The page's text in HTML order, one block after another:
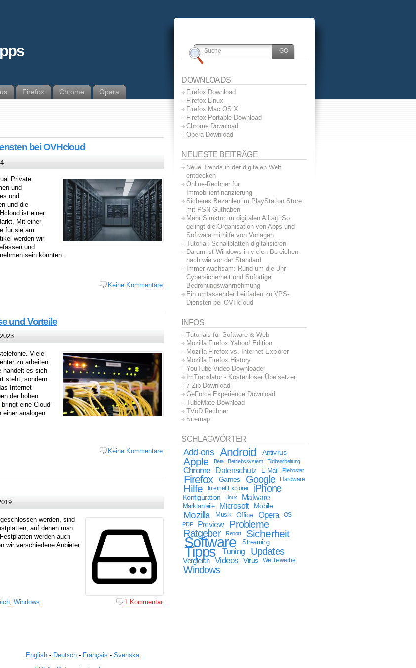
Firefox Chrome Opera
bei OVHcloud
Private
und
und
und die
ist einer
Mit einer
für sie am
werden wir
und
sein könnten.
Keine Kommentare
und Vorteile
Viele
zu arbeiten
handelt es sich
steht, sondern
Internet
der hohen
bringt eine Cloud-
einer analogen
Keine Kommentare
werden, sind
auf denen man
werden auch
wir verschiedene Anbieter
, Windows 1 Kommentar
DOWNLOADS
Firefox Download
Firefox Linux
Firefox Mac OS X
Firefox Portable Download
Chrome Download
Opera Download
NEUESTE BEITRÄGE
Neue Trends in der digitalen Welt
entdecken
Online-Rechner für
Immobilienfinanzierung
Sicheres Bezahlen im PlayStation Store
mit PSN Guthaben
Mehr Struktur im digitalen Alltag: So
gelingt die Organisation von Apps und
Software mithilfe von Vorlagen
Tutorial: Schallplatten digitalisieren
Darum ist Windows in vielen Bereichen
nach wie vor der Standard
Immer wachsam: Rund-um-die-Uhr-
Cybersicherheit und Sofortige
Bedrohungswahrnehmung
Ein umfassender Leitfaden zu VPS-
Diensten bei OVHcloud
INFOS
Tutorials für Software & Web
Mozilla Firefox Yahoo! Edition
Mozilla Firefox vs. Internet Explorer
Mozilla Firefox History
YouTube Video Downloader
ImTranslator - Kostenloser Übersetzer
7-Zip Download
GeForce Experience Download
TubeMate Download
TVöD Rechner
Sitemap
SCHLAGWÖRTER
Add-ons Android Antivirus
Apple Beta Betriebssystem Bildbearbeitung
Chrome Datenschutz E-Mail Filehoster
Firefox Games Google Hardware
Hilfe Internet Explorer iPhone
Konfiguration Linux Malware
Marktanteile Microsoft Mobile
Mozilla Musik Office Opera
OS
PDF
Preview
Probleme
Ratgeber
Report Sicherheit
Software Streaming
Tipps Tuning Updates
Vergleich Videos Virus Wettbewerbe
Windows
English - Deutsch - Français - Svenska